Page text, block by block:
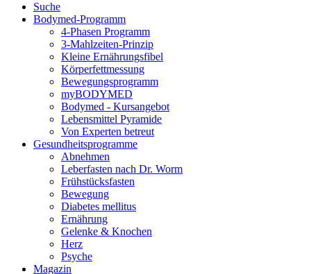
Suche
Bodymed-Programm
4-Phasen Programm
3-Mahlzeiten-Prinzip
Kleine Ernährungsfibel
Körperfettmessung
Bewegungsprogramm
myBODYMED
Bodymed - Kursangebot
Lebensmittel Pyramide
Von Experten betreut
Gesundheitsprogramme
Abnehmen
Leberfasten nach Dr. Worm
Frühstücksfasten
Bewegung
Diabetes mellitus
Ernährung
Gelenke & Knochen
Herz
Psyche
Magazin